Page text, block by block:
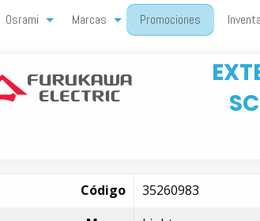
Osrami Marcas Promociones
Código
35260983